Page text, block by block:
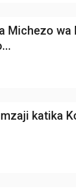
Michezo
katika